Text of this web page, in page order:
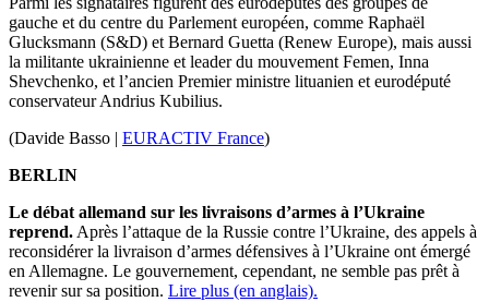
gauche et du centre du Parlement européen, comme Raphaël
Glucksmann (S&D) et Bernard Guetta (Renew Europe), mais aussi
la militante ukrainienne et leader du mouvement Femen, Inna
Shevchenko, et l’ancien Premier ministre lituanien et eurodéputé
conservateur Andrius Kubilius.
(Davide Basso | EURACTIV France)
BERLIN
Le débat allemand sur les livraisons d’armes à l’Ukraine
reprend. Après l’attaque de la Russie contre l’Ukraine, des appels à
reconsidérer la livraison d’armes défensives à l’Ukraine ont émergé
en Allemagne. Le gouvernement, cependant, ne semble pas prêt à
revenir sur sa position. Lire plus (en anglais).